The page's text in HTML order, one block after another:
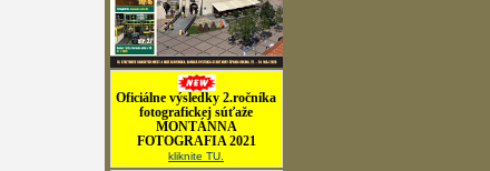
Oficiálne výsledky 2.ročníka
fotografickej súťaže
MONTÁNNA
FOTOGRAFIA 2021
kliknite TU.